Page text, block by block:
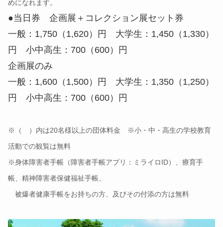
めになれます。
●当日券 企画展＋コレクション展セット券
一般：1,750（1,620）円 大学生：1,450（1,330）
円 小中高生：700（600）円
企画展のみ
一般：1,600（1,500）円 大学生：1,350（1,250）
円 小中高生：700（600）円
※（ ）内は20名様以上の団体料金 ※小・中・高生の学校教育
活動での観覧は無料
※身体障害者手帳（障害者手帳アプリ：ミライロID）、療育手
帳、精神障害者保健福祉手帳、
被爆者健康手帳をお持ちの方、及びその付添の方は無料